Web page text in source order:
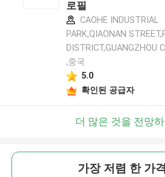
로필
CAOHE INDUSTRIAL
PARK,QIAONAN
DISTRICT,GUANGZHOU
,중국
5.0
확인된 공급자
더 많은 것을 전망
가장 저렴 한 가